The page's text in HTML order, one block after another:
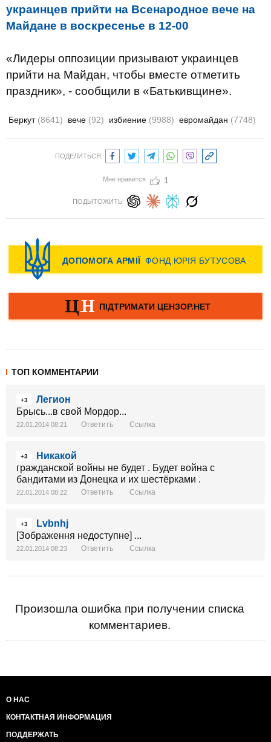
украинцев прийти на Всенародное вече на
Майдане в воскресенье в 12-00
«Лидеры оппозиции призывают украинцев
прийти на Майдан, чтобы вместе отметить
праздник», - сообщили в «Батькивщине».
Беркут (8641) вече (92) избиение (9988) евромайдан (7748)
ПОДЕЛИТЬСЯ:
Мне нравится 1
ПОДЫТОЖИТЬ:
ТОП КОММЕНТАРИИ
+3
Легион
Брысь...в свой Мордор...
22.01.2014 08:21 Ответить Ссылка
+3
Никакой
гражданской войны не будет . Будет война с
бандитами из Донецка и их шестёрками .
22.01.2014 08:22 Ответить Ссылка
+3
Lvbnhj
[Зображення недоступне] ...
22.01.2014 08:23 Ответить Ссылка
Произошла ошибка при получении списка
комментариев.
О НАС
КОНТАКТНАЯ ИНФОРМАЦИЯ
ПОДДЕРЖАТЬ